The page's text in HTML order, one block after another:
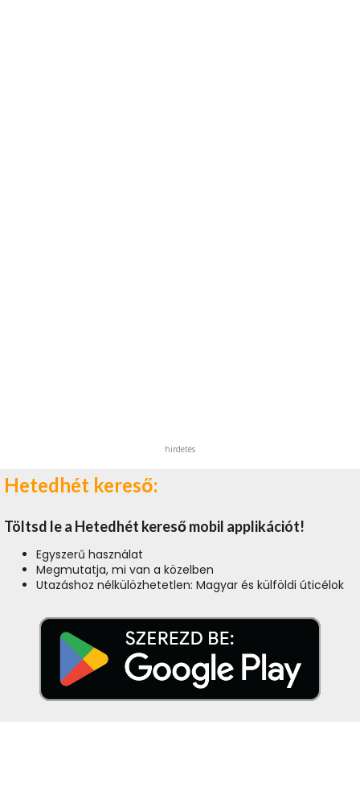
hirdetés
Hetedhét kereső:
Töltsd le a Hetedhét kereső mobil applikációt!
Egyszerű használat
Megmutatja, mi van a közelben
Utazáshoz nélkülözhetetlen: Magyar és külföldi úticélok